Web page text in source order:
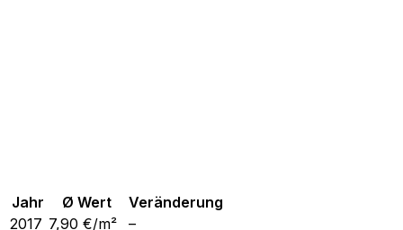
Jahr Ø Wert
Veränderung
2017 7,90 €/m²
–